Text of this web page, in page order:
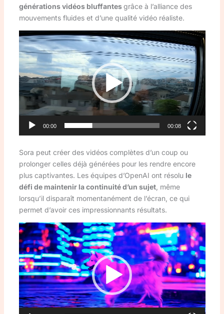
générations vidéos bluffantesgrâce à l’alliance des
mouvements fluides et d’une qualité vidéo réaliste.
Lecteur
vidéo
00:00 00:08
Sora peut créer des vidéos complètes d’un coup ou
prolonger celles déjà générées pour les rendre encore
plus captivantes. Les équipes d’OpenAI ont résolu le
défi de maintenir la continuité d’un sujet, même
lorsqu’il disparaît momentanément de l’écran, ce qui
permet d’avoir ces impressionnants résultats.
Lecteur
vidéo